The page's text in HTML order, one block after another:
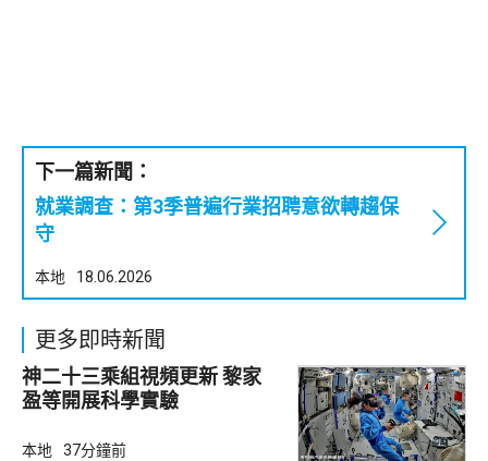
下一篇新聞：
就業調查：第3季普遍行業招聘意欲轉趨保
守
本地 18.06.2026
更多即時新聞
神二十三乘組視頻更新 黎家
盈等開展科學實驗
本地 37分鐘前